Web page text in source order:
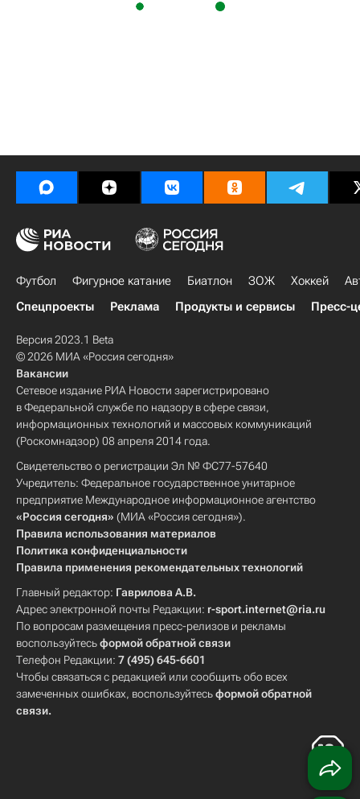
Футбол Фигурное катание Биатлон ЗОЖ Хоккей
Спецпроекты
Реклама Продукты и сервисы Пресс-
Версия 2023.1 Beta
© 2026 МИА «Россия сегодня»
Вакансии
Сетевое издание РИА Новости зарегистрировано
в Федеральной службе по надзору в сфере связи,
информационных технологий и массовых коммуникаций
(Роскомнадзор) 08 апреля 2014 года.
Свидетельство о регистрации Эл № ФС77-57640
Учредитель: Федеральное государственное унитарное
предприятие Международное информационное агентство
«Россия сегодня» (МИА «Россия сегодня»).
Правила использования материалов
Политика конфиденциальности
Правила применения рекомендательных технологий
Главный редактор: Гаврилова А.В.
Адрес электронной почты Редакции: r-sport.internet@ria.ru
По вопросам размещения пресс-релизов и рекламы
воспользуйтесьформой обратной связи
Телефон Редакции: 7 (495) 645-6601
Чтобы связаться с редакцией или сообщить обо всех
замеченных ошибках, воспользуйтесьформой обратной
связи.